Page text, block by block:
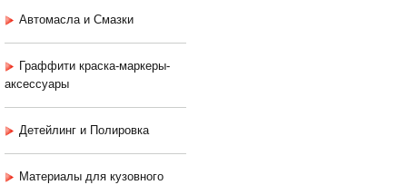
Автомасла и Смазки
Граффити краска-маркеры-
аксессуары
Детейлинг и Полировка
Материалы для кузовного